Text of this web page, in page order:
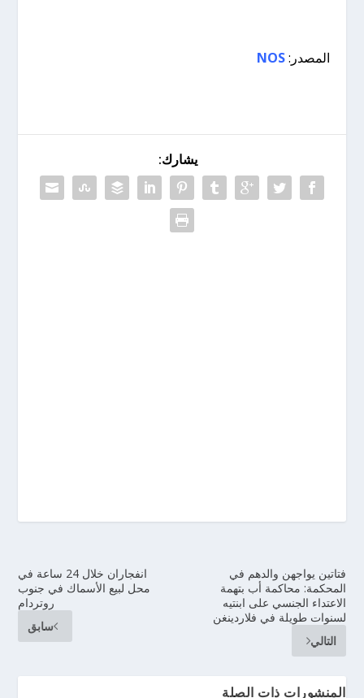
المصدر:NOS
يشارك:
انفجاران خلال 24 ساعة في
محل لبيع الأسماك في جنوب
روتردام
سابق
فتاتين يواجهن والدهم في
المحكمة: محاكمة أب بتهمة
الاعتداء الجنسي على ابنتيه
لسنوات طويلة في فلاردينغن
التالي
المنشورات ذات الصلة